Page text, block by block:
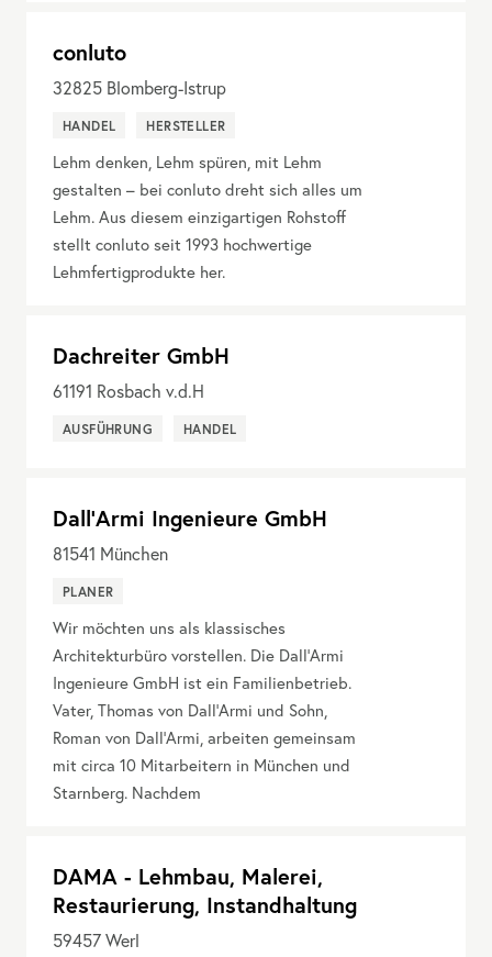
conluto
32825 Blomberg-Istrup
HANDEL HERSTELLER
Lehm denken, Lehm spüren, mit Lehm
gestalten – bei conluto dreht sich alles um
Lehm. Aus diesem einzigartigen Rohstoff
stellt conluto seit 1993 hochwertige
Lehmfertigprodukte her.
Dachreiter GmbH
61191 Rosbach v.d.H
AUSFÜHRUNG HANDEL
Dall'Armi Ingenieure GmbH
81541 München
PLANER
Wir möchten uns als klassisches
Architekturbüro vorstellen. Die Dall’Armi
Ingenieure GmbH ist ein Familienbetrieb.
Vater, Thomas von Dall’Armi und Sohn,
Roman von Dall’Armi, arbeiten gemeinsam
mit circa 10 Mitarbeitern in München und
Starnberg. Nachdem
DAMA - Lehmbau, Malerei,
Restaurierung, Instandhaltung
59457Werl